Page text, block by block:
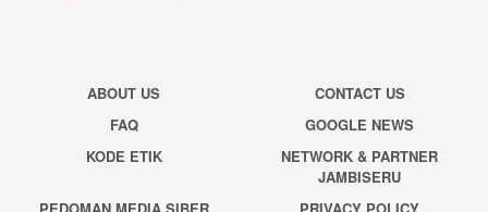
ABOUT US
CONTACT US
FAQ
GOOGLE NEWS
KODE ETIK
NETWORK & PARTNER
JAMBISERU